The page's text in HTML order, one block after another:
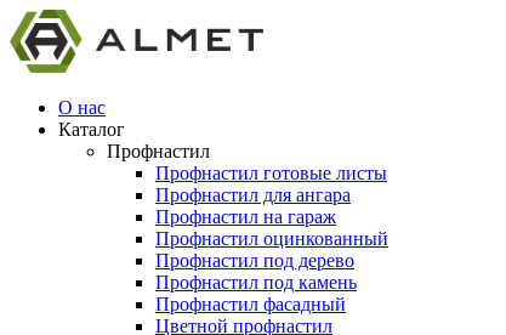
О нас
Каталог
Профнастил
Профнастил готовые листы
Профнастил для ангара
Профнастил на гараж
Профнастил оцинкованный
Профнастил под дерево
Профнастил под камень
Профнастил фасадный
Цветной профнастил